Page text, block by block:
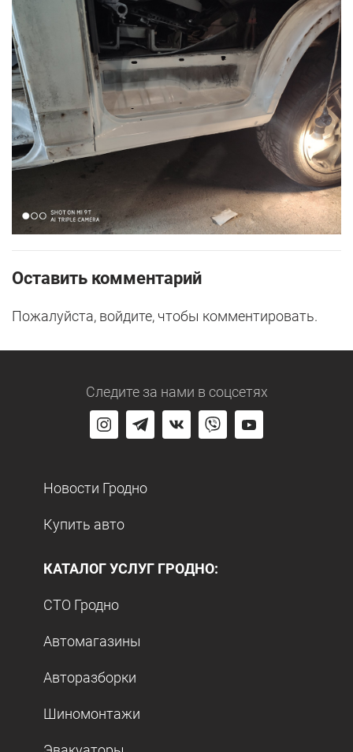
Оставить комментарий
Пожалуйста, войдите, чтобы комментировать.
Следите за нами в соцсетях
Новости Гродно
Купить авто
КАТАЛОГ УСЛУГ ГРОДНО:
СТО Гродно
Автомагазины
Авторазборки
Шиномонтажи